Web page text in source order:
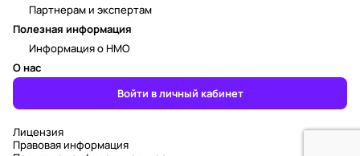
Полезная информация
Информация о НМО
О нас
Партнерам и экспертам
Войти в личный кабинет
Лицензия
Правовая информация